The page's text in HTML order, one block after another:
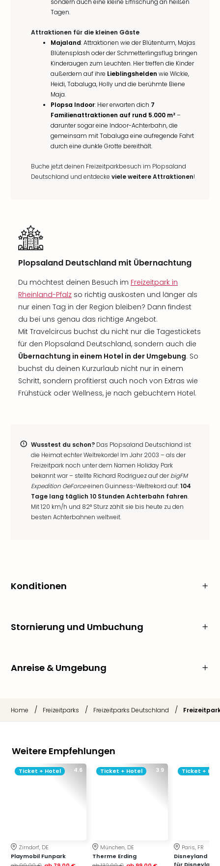
sondern auch eine kleine Erfrischung an heißen
Tagen.
Attraktionen für die kleinen Gäste
Majaland: Attraktionen wie der Blütenturm, Majas
Blütensplash oder der Schmetterlingsflug bringen
Kinderaugen zum Leuchten. Hier treffen die Kinder
außerdem auf ihre Lieblingshelden wie Wickie,
Heidi, Tabaluga, Holly und die berühmte Biene
Maja.
Plopsa Indoor: Hier erwarten dich 7
Familienattraktionen auf rund 5.000 m²–
darunter sogar eine Indoor-Achterbahn, die
gemeinsam mit Tabaluga eine aufregende Fahrt
durch eine dunkle Grotte bereithält.
Buche jetzt deinen Freizeitparkbesuch im Plopsaland
Deutschland und entdecke viele weitere Attraktionen!
Plopsaland Deutschland mit Übernachtung
Du möchtest deinen Besuch im Freizeitpark in
Rheinland-Pfalz so richtig auskosten und länger als
nur einen Tag in der Region bleiben? Dann findest
du bei uns genau das richtige Angebot.
Mit Travelcircus buchst du nicht nur die Tagestickets
für den Plopsaland Deutschland, sondern auch die
Übernachtung in einem Hotel in der Umgebung. So
buchst du deinen Kurzurlaub nicht nur in einem
Schritt, sondern profitierst auch noch von Extras wie
Frühstück oder Wellness, je nach gebuchtem Hotel.
Wusstest du schon? Das Plopsaland Deutschland ist
die Heimat echter Weltrekorde! Im Jahr 2003 – als der
Freizeitpark noch unter dem Namen Holiday Park
bekannt war – stellte Richard Rodriguez auf derbigFM
Expedition GeForceeinen Guinness-Weltrekord auf:104
Tage lang täglich 10 Stunden Achterbahn fahren.
Mit 120 km/h und 82° Sturz zählt sie bis heute zu den
besten Achterbahnen weltweit.
Konditionen
Stornierung und Umbuchung
Anreise & Umgebung
Home / Freizeitparks / Freizeitparks Deutschland /
Weitere Empfehlungen
4.6
Ticket + Hotel
Zirndorf, DE
Playmobil Funpark
3.9
Ticket + Hotel
München, DE
Therme Erding
Ticket +
Paris, FR
Disneyland